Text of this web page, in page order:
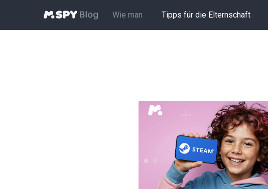
Wie man Tipps für die Elternschaft